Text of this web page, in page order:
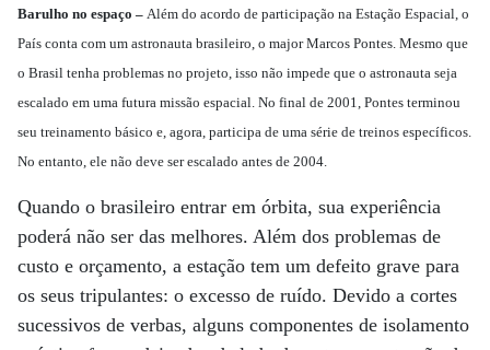
Barulho no espaço – Além do acordo de participação na Estação Espacial, o
País conta com um astronauta brasileiro, o major Marcos Pontes. Mesmo que
o Brasil tenha problemas no projeto, isso não impede que o astronauta seja
escalado em uma futura missão espacial. No final de 2001, Pontes terminou
seu treinamento básico e, agora, participa de uma série de treinos específicos.
No entanto, ele não deve ser escalado antes de 2004.
Quando o brasileiro entrar em órbita, sua experiência
poderá não ser das melhores. Além dos problemas de
custo e orçamento, a estação tem um defeito grave para
os seus tripulantes: o excesso de ruído. Devido a cortes
sucessivos de verbas, alguns componentes de isolamento